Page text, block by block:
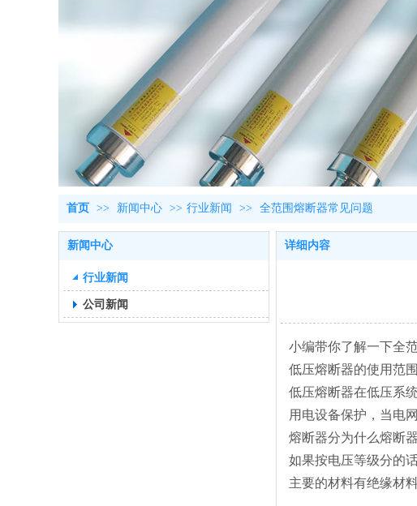
首页 >> 新闻中心 >> 行业新闻 >> 全范围熔断器常见问题
新闻中心
行业新闻
公司新闻
详细内容
小编带你了解一下全
低压熔断器的使用范
低压熔断器在低压系
用电设备保护，当电
熔断器分为什么熔断器
如果按电压等级分的
主要的材料有绝缘材